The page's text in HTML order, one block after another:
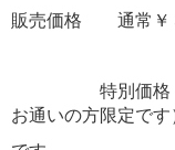
販売価格 通常￥
特別価格 ￥２
お通いの方限定です